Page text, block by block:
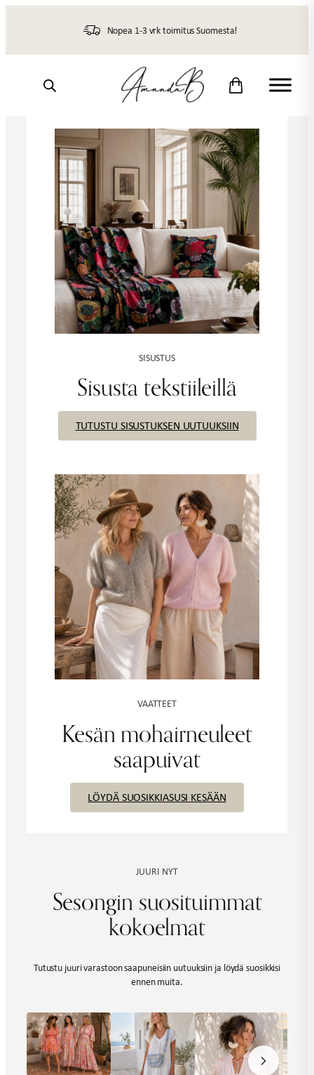
Nopea 1-3 vrk toimitus Suomesta!
SISUSTUS
Sisusta tekstiileillä
TUTUSTU SISUSTUKSEN UUTUUKSIIN
VAATTEET
Kesän mohairneuleet
saapuivat
LÖYDÄ SUOSIKKIASUSI KESÄÄN
JUURI NYT
Sesongin suosituimmat
kokoelmat
Tutustu juuri varastoon saapuneisiin uutuuksiin ja löydä suosikkisi
ennen muita.